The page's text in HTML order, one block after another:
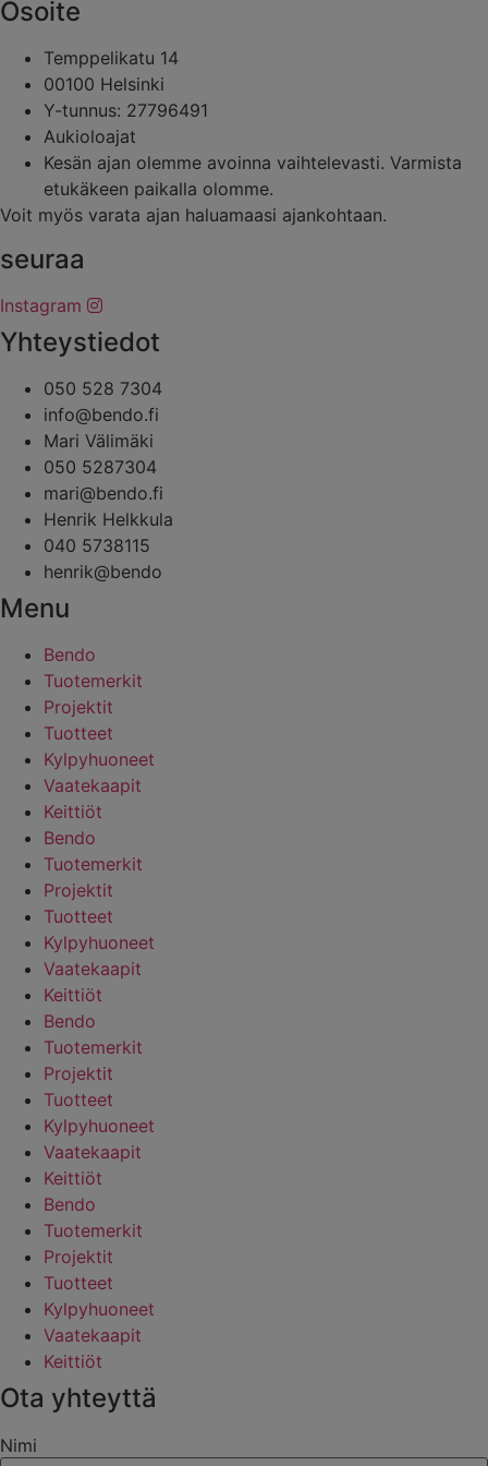
Osoite
Temppelikatu 14
00100 Helsinki
Y-tunnus: 27796491
Aukioloajat
Kesän ajan olemme avoinna vaihtelevasti. Varmista
etukäkeen paikalla olomme.
Voit myös varata ajan haluamaasi ajankohtaan.
seuraa
Instagram
Yhteystiedot
050 528 7304
info@bendo.fi
Mari Välimäki
050 5287304
mari@bendo.fi
Henrik Helkkula
040 5738115
henrik@bendo
Menu
Bendo
Tuotemerkit
Projektit
Tuotteet
Kylpyhuoneet
Vaatekaapit
Keittiöt
Bendo
Tuotemerkit
Projektit
Tuotteet
Kylpyhuoneet
Vaatekaapit
Keittiöt
Bendo
Tuotemerkit
Projektit
Tuotteet
Kylpyhuoneet
Vaatekaapit
Keittiöt
Bendo
Tuotemerkit
Projektit
Tuotteet
Kylpyhuoneet
Vaatekaapit
Keittiöt
Ota yhteyttä
Nimi